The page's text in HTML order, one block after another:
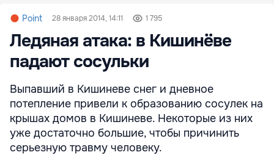
Point 28 января 2014, 14:11 1 795
Ледяная атака: в Кишинёве
падают сосульки
Выпавший в Кишиневе снег и дневное
потепление привели к образованию сосулек на
крышах домов в Кишиневе. Некоторые из них
уже достаточно большие, чтобы причинить
серьезную травму человеку.